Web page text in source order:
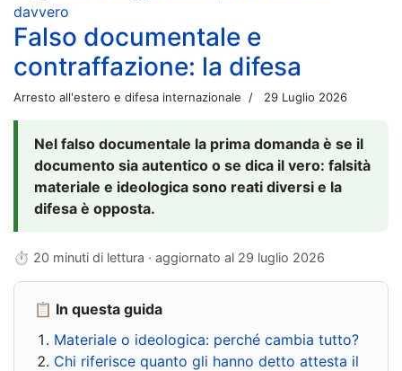
davvero
Falso documentale e
contraffazione: la difesa
Arresto all'estero e difesa internazionale 29 Luglio 2026
Nel falso documentale la prima domanda è se il
documento sia autentico o se dica il vero: falsità
materiale e ideologica sono reati diversi e la
difesa è opposta.
⏱ 20 minuti di lettura · aggiornato al 29 luglio 2026
📋 In questa guida
Materiale o ideologica: perché cambia tutto?
Chi riferisce quanto gli hanno detto attesta il